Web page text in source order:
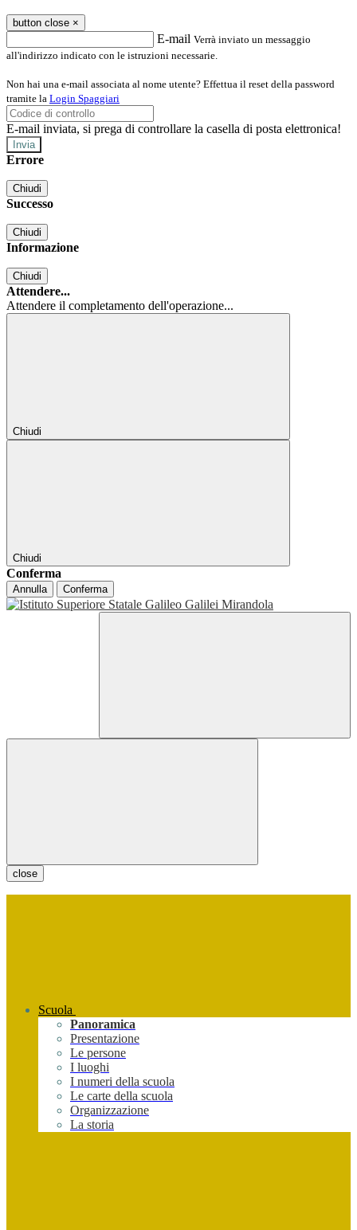
button close ×
E-mail Verrà inviato un messaggio
all'indirizzo indicato con le istruzioni necessarie.
Non hai una e-mail associata al nome utente? Effettua il reset della password
tramite la Login Spaggiari
E-mail inviata, si prega di controllare la casella di posta elettronica!
Errore
Chiudi
Successo
Chiudi
Informazione
Chiudi
Attendere...
Attendere il completamento dell'operazione...
Chiudi
Chiudi
Conferma
Annulla Conferma
close
Scuola
Panoramica
Presentazione
Le persone
I luoghi
I numeri della scuola
Le carte della scuola
Organizzazione
La storia